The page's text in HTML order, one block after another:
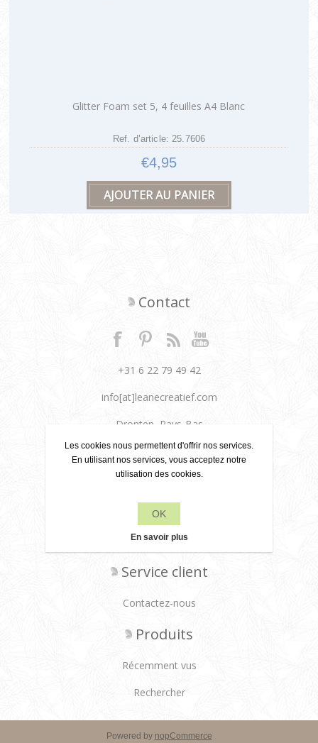
Glitter Foam set 5, 4 feuilles A4 Blanc
Ref. d’article: 25.7606
€4,95
Contact
+31 6 22 79 49 42
info[at]leanecreatief.com
Dronten, Pays-Bas
Leane Creatief
À propos de nous
Conditions de livraison
Service client
Contactez-nous
Produits
Récemment vus
Rechercher
Powered by nopCommerce
Les cookies nous permettent d'offrir nos services.
En utilisant nos services, vous acceptez notre
utilisation des cookies.
OK
En savoir plus